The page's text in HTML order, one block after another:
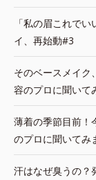
「私の眉これで
イ、再始動#3
そのベースメイク
容のプロに聞いて
薄着の季節目前！
のプロに聞いてみ
汗はなぜ臭うの？